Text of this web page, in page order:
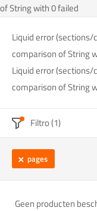
of String with 0 failed
Liquid error
comparison of String
Liquid error
comparison of String
Filtro (1)
pages
Geen producten